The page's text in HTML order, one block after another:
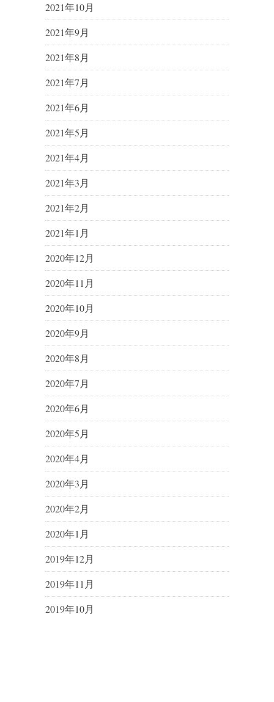
2021年10月
2021年9月
2021年8月
2021年7月
2021年6月
2021年5月
2021年4月
2021年3月
2021年2月
2021年1月
2020年12月
2020年11月
2020年10月
2020年9月
2020年8月
2020年7月
2020年6月
2020年5月
2020年4月
2020年3月
2020年2月
2020年1月
2019年12月
2019年11月
2019年10月